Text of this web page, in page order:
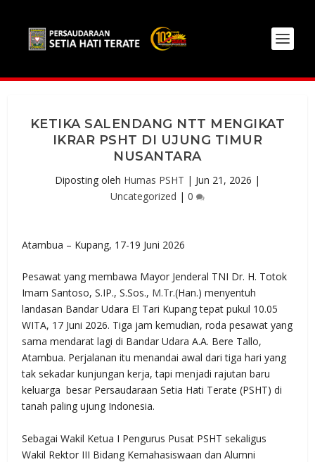
KETIKA SALENDANG NTT MENGIKAT
IKRAR PSHT DI UJUNG TIMUR
NUSANTARA
Diposting oleh Humas PSHT | Jun 21, 2026 |
Uncategorized | 0
Atambua – Kupang, 17-19 Juni 2026
Pesawat yang membawa Mayor Jenderal TNI Dr. H. Totok
Imam Santoso, S.IP., S.Sos., M.Tr.(Han.) menyentuh
landasan Bandar Udara El Tari Kupang tepat pukul 10.05
WITA, 17 Juni 2026. Tiga jam kemudian, roda pesawat yang
sama mendarat lagi di Bandar Udara A.A. Bere Tallo,
Atambua. Perjalanan itu menandai awal dari tiga hari yang
tak sekadar kunjungan kerja, tapi menjadi rajutan baru
keluarga besar Persaudaraan Setia Hati Terate (PSHT) di
tanah paling ujung Indonesia.
Sebagai Wakil Ketua I Pengurus Pusat PSHT sekaligus
Wakil Rektor III Bidang Kemahasiswaan dan Alumni